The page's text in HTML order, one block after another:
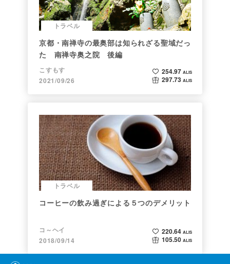
トラベル
京都・南禅寺の最奥部は知られざる聖域だっ
た 南禅寺奥之院 後編
こすもす
2021/09/26
254.97 ALIS
297.73 ALIS
トラベル
コーヒーの飲み過ぎによる５つのデメリット
コ～ヘイ
2018/09/14
220.64 ALIS
105.50 ALIS